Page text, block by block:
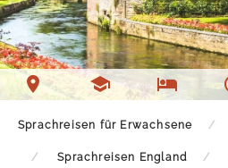
Sprachreisen für Erwachsene
Sprachreisen England